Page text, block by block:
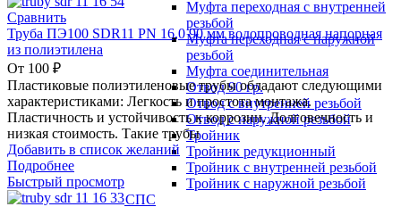
Муфта переходная с внутренней
резьбой
Муфта переходная с наружной
резьбой
Муфта соединительная
Отвод 90 гр.
Отвод с внутренней резьбой
Отвод с наружной резьбой
Тройник
Тройник редукционный
Тройник с внутренней резьбой
Тройник с наружной резьбой
НСПС
Сравнить
Труба ПЭ100 SDR11 PN 16,0 90 мм водопроводная напорная
из полиэтилена
От 100 ₽
Пластиковые полиэтиленовые трубы обладают следующими
характеристиками: Легкость и простота монтажа.
Пластичность и устойчивость к коррозии. Долговечность и
низкая стоимость. Такие трубы
Добавить в список желаний
Подробнее
Быстрый просмотр